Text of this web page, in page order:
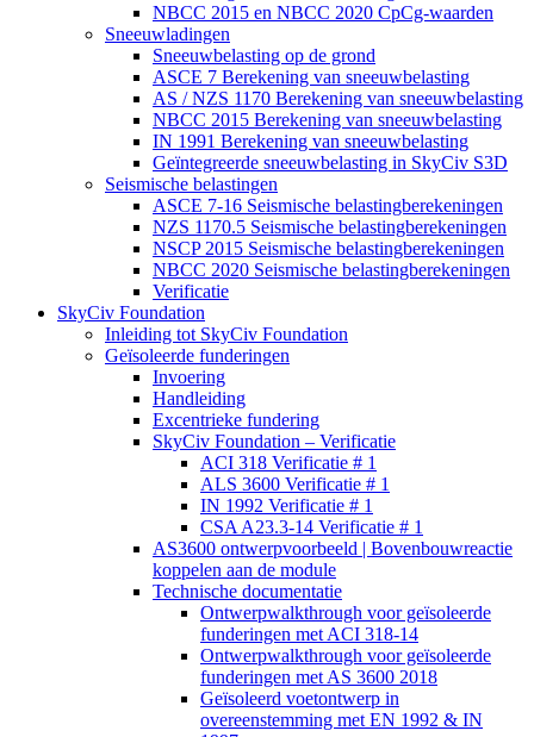
NBCC 2015 en NBCC 2020 CpCg-waarden
Sneeuwladingen
Sneeuwbelasting op de grond
ASCE 7 Berekening van sneeuwbelasting
AS / NZS 1170 Berekening van sneeuwbelasting
NBCC 2015 Berekening van sneeuwbelasting
IN 1991 Berekening van sneeuwbelasting
Geïntegreerde sneeuwbelasting in SkyCiv S3D
Seismische belastingen
ASCE 7-16 Seismische belastingberekeningen
NZS 1170.5 Seismische belastingberekeningen
NSCP 2015 Seismische belastingberekeningen
NBCC 2020 Seismische belastingberekeningen
Verificatie
SkyCiv Foundation
Inleiding tot SkyCiv Foundation
Geïsoleerde funderingen
Invoering
Handleiding
Excentrieke fundering
SkyCiv Foundation – Verificatie
ACI 318 Verificatie # 1
ALS 3600 Verificatie # 1
IN 1992 Verificatie # 1
CSA A23.3-14 Verificatie # 1
AS3600 ontwerpvoorbeeld | Bovenbouwreactie
koppelen aan de module
Technische documentatie
Ontwerpwalkthrough voor geïsoleerde
funderingen met ACI 318-14
Ontwerpwalkthrough voor geïsoleerde
funderingen met AS 3600 2018
Geïsoleerd voetontwerp in
overeenstemming met EN 1992 & IN